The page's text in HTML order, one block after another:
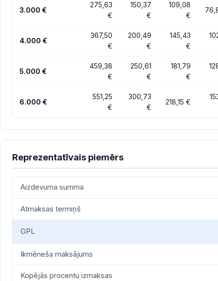
3.000 €
275,63
€
150,37
€
109,08
€
4.000 €
367,50
€
200,49
€
145,43
€
5.000 €
459,38
€
250,61
€
181,79
€
6.000 €
551,25
€
300,73
€
218,15 €
Reprezentatīvais piemērs
Aizdevuma summa
Atmaksas termiņš
GPL
Ikmēneša maksājums
Kopējās procentu izmaksas